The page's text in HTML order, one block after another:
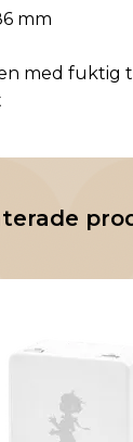
mm
med fuktig